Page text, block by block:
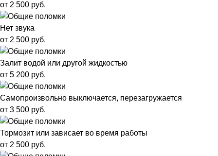
от 2 500 руб.
Нет звука
от 2 500 руб.
Залит водой или другой жидкостью
от 5 200 руб.
Самопроизвольно выключается, перезагружается
от 3 500 руб.
Тормозит или зависает во время работы
от 2 500 руб.